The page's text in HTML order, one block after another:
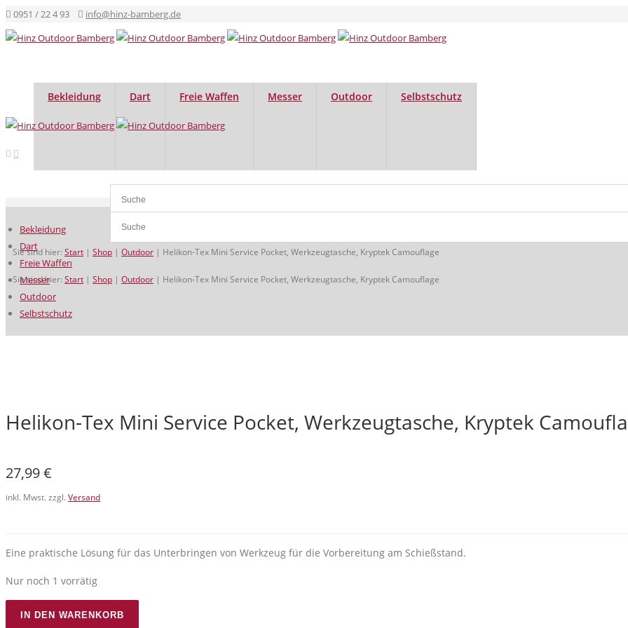
0951 / 22 4 93 info@hinz-bamberg.de
Bekleidung Dart Freie Waffen Messer Outdoor Selbstschutz
Sie sind hier: Start | Shop | Outdoor | Helikon-Tex Mini Service Pocket, Werkzeugtasche, Kryptek Camouflage
Sie sind hier: Start | Shop | Outdoor | Helikon-Tex Mini Service Pocket, Werkzeugtasche, Kryptek Camouflage
Bekleidung
Dart
Freie Waffen
Messer
Outdoor
Selbstschutz
Helikon-Tex Mini Service Pocket, Werkzeugtasche, Kryptek
27,99€
inkl. Mwst. zzgl. Versand
Eine praktische Lösung für das Unterbringen von Werkzeug für die Vorbereitung am Schießstand.
Nur noch 1 vorrätig
IN DEN WARENKORB